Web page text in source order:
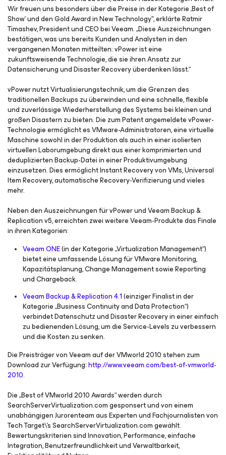
Wir freuen uns besonders über die Preise in der Kategorie ‚Best of
Show’ und den Gold Award in New Technology", erklärte Ratmir
Timashev, President und CEO bei Veeam. „Diese Auszeichnungen
bestätigen, was uns bereits Kunden und Analysten in den
vergangenen Monaten mitteilten: vPower ist eine
zukunftsweisende Technologie, die sie ihren Ansatz zur
Datensicherung und Disaster Recovery überdenken lässt.“
vPower nutzt Virtualisierungstechnik, um die Grenzen des
traditionellen Backups zu überwinden und eine schnelle, flexible
und zuverlässige Wiederherstellung des Systems bei kleinen und
großen Disastern zu bieten. Die zum Patent angemeldete vPower-
Technologie ermöglicht es VMware-Administratoren, eine virtuelle
Maschine sowohl in der Produktion als auch in einer isolierten
virtuellen Laborumgebung direkt aus einer komprimierten und
deduplizierten Backup-Datei in einer Produktivumgebung
einzusetzen. Dies ermöglicht Instant Recovery von VMs, Universal
Item Recovery, automatische Recovery-Verifizierung und vieles
mehr.
Neben den Auszeichnungen für vPower und Veeam Backup &
Replication v5, erreichten zwei weitere Veeam-Produkte das Finale
in ihren Kategorien:
Veeam ONE(in der Kategorie „Virtualization Management“)
bietet eine umfassende Lösung für VMware Monitoring,
Kapazitätsplanung, Change Management sowie Reporting
und Chargeback.
Veeam Backup & Replication 4.1(einziger Finalist in der
Kategorie „Business Continuity and Data Protection“)
verbindet Datenschutz und Disaster Recovery in einer einfach
zu bedienenden Lösung, um die Service-Levels zu verbessern
und die Kosten zu senken.
Die Preisträger von Veeam auf der VMworld 2010 stehen zum
Download zur Verfügung:http://www.veeam.com/best-of-vmworld-
2010.
Die „Best of VMworld 2010 Awards“ werden durch
SearchServerVirtualization.com gesponsert und von einem
unabhängigen Jurorenteam aus Experten und Fachjournalisten von
Tech Target\'s SearchServerVirtualization.com gewählt.
Bewertungskriterien sind Innovation, Performance, einfache
Integration, Benutzerfreundlichkeit und Verwaltbarkeit,